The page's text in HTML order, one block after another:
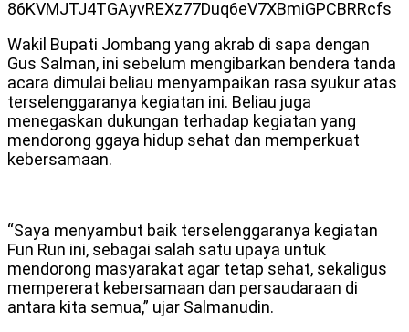
Wakil Bupati Jombang yang akrab di sapa dengan
Gus Salman, ini sebelum mengibarkan bendera tanda
acara dimulai beliau menyampaikan rasa syukur atas
terselenggaranya kegiatan ini. Beliau juga
menegaskan dukungan terhadap kegiatan yang
mendorong ggaya hidup sehat dan memperkuat
kebersamaan.
“Saya menyambut baik terselenggaranya kegiatan
Fun Run ini, sebagai salah satu upaya untuk
mendorong masyarakat agar tetap sehat, sekaligus
mempererat kebersamaan dan persaudaraan di
antara kita semua,” ujar Salmanudin.